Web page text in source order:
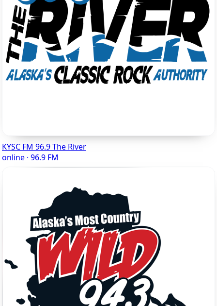
KYSC FM 96.9 The River
online · 96.9 FM